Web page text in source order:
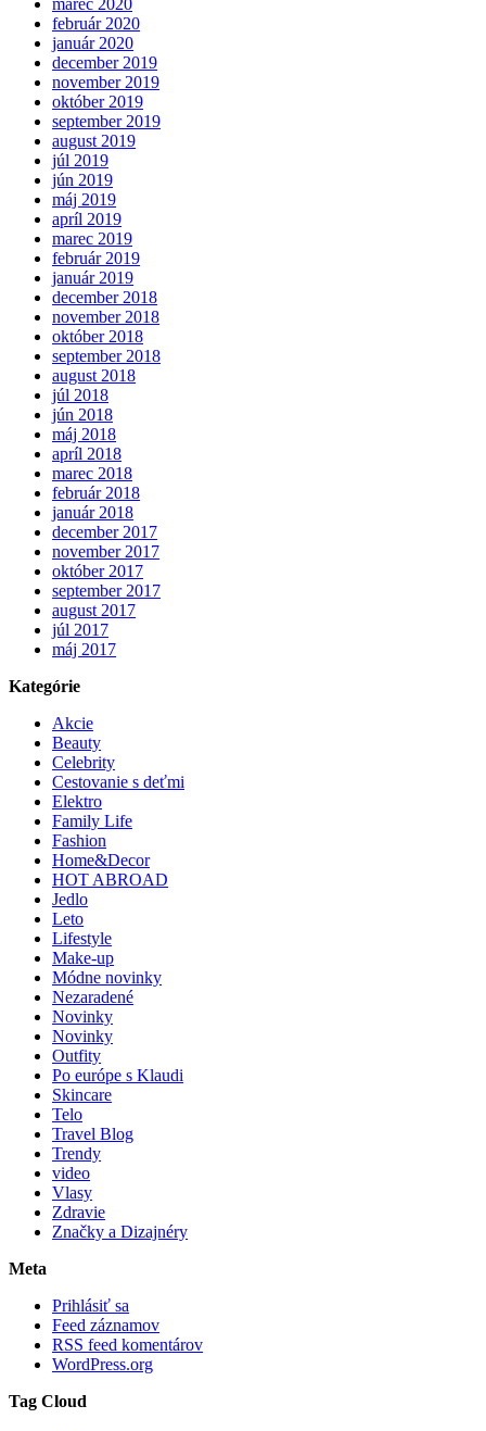
február 2020
január 2020
december 2019
november 2019
október 2019
september 2019
august 2019
júl 2019
jún 2019
máj 2019
apríl 2019
marec 2019
február 2019
január 2019
december 2018
november 2018
október 2018
september 2018
august 2018
júl 2018
jún 2018
máj 2018
apríl 2018
marec 2018
február 2018
január 2018
december 2017
november 2017
október 2017
september 2017
august 2017
júl 2017
máj 2017
Kategórie
Akcie
Beauty
Celebrity
Cestovanie s deťmi
Elektro
Family Life
Fashion
Home&Decor
HOT ABROAD
Jedlo
Leto
Lifestyle
Make-up
Módne novinky
Nezaradené
Novinky
Novinky
Outfity
Po európe s Klaudi
Skincare
Telo
Travel Blog
Trendy
video
Vlasy
Zdravie
Značky a Dizajnéry
Meta
Prihlásiť sa
Feed záznamov
RSS feed komentárov
WordPress.org
Tag Cloud